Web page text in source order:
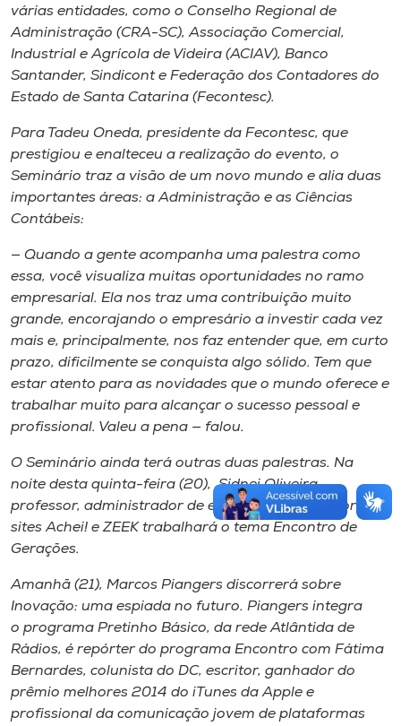
várias entidades, como o ​C​onselho Regional de
Administração​ ​​(​CRA​-SC​)​, Associação ​Comercial,
Industrial e Agrícola de Videira​ (A​CIAV)​, Banco
Santander, Sindicont e Federação dos ​C​ontadores do ​
E​stado de Santa Catarina (Fecontesc).
Para Tadeu Oneda, presidente da Fecontesc​,​ que
prestigiou e enalteceu a realização do evento, o
Seminário traz a visão de um novo mundo e alia duas
importantes áreas: a Administração e ​as ​Ciências
Contábeis​:​
​— Quando a gente acompanha uma palestra como
essa, você visualiza muitas oportunidades no ramo
empresarial. Ela​ nos traz​​ uma contribuição muito
grande, encorajando o empresário a investir cada vez
mais e​,​ principalmente​, nos faz entender que​,​ em curto
prazo​, dificilmente se conquista algo ​sólido. Te​m​ que
estar atento para as novidades que o mundo oferece e
trabalhar muito para alcançar o sucesso pessoal e
profissional. Valeu a pena​ — falou.
O Seminário ainda terá outras duas palestras. Na
noite desta quinta-feira (20), ​ Sidnei Oliveira,
professor, administrador de empresas e fundador dos
sites Achei​!​ e ZEEK trabalhar​á​ o ​tema ​Encontro de
Gerações​.
Amanhã (21), Marcos Piangers​ ​discorrerá​​ sobre
Inovação: uma espiada no futuro. Piangers integra
o programa Pretinho Básico​,​ da rede Atlântida de
Rádios,​ é repórter do programa Encontro com Fátima
Bernardes​, colunista do DC, ​escritor, ​ganhador do
prêmio melhores 2014 do iTunes da Apple​ e
profissional da comunicação jovem de plataformas